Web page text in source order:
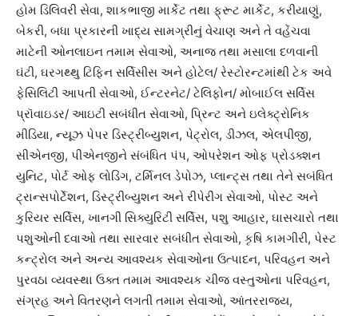
હોમ ડિલિવરી સેવા, શાકભાજી માર્કેટ તથા ફ્રૂટ માર્કેટ, કરીયાણું,
બેકરી, બધા પ્રકારની ખાદ્ય સામગ્રીનું વેચાણ અને તે વહેંચવા
માટેની ઓનલાઇન તમામ સેવાઓ, અનાજ તથા મસાલા દળવાની
ઘંટી, ઘરગથ્થુ ટિફિન સર્વિસીસ અને હોટેલ/ રેસ્ટોરન્ટમાંથી ટેક અવે
ફેસિલિટી આપતી સેવાઓ, ઈન્ટરનેટ/ ટેલિફોન/ મોબાઈલ સર્વિસ
પ્રૉવાઇડર/ આઇટી સબંધીત સેવાઓ, પ્રિન્ટ અને ઇલેક્ટ્રોનિક
મીડિયા, ન્યૂઝ પેપર ડિસ્ટ્રીબ્યુશન, પેટ્રોલ, ડીઝલ, એલપીજી,
સીએનજી, પીએનજીને સંબંધિત પંપ, ઓપરેશન ઓફ પ્રોડક્શન
યુનિટ, પોર્ટ ઓફ લોડિંગ, ટર્મિનલ ડેપોઝ, પ્લાન્ટ્સ તથા તેને સબંધિત
ટ્રાન્સપોર્ટેશન, ડિસ્ટ્રીબ્યુશન અને રીપેરીંગ સેવાઓ, પોસ્ટ અને
કુરિયર સર્વિસ, ખાનગી સિક્યુરિટી સર્વિસ, પશુ આહાર, ઘાસચારો તથા
પશુઓની દવાઓ તથા સારવાર સબંધીત સેવાઓ, કૃષિ કામગીરી, પેસ્ટ
કન્ટ્રોલ અને અન્ય આવશ્યક સેવાઓના ઉત્પાદન, પરિવહન અને
પુરવઠા વ્યવસ્થા ઉક્ત તમામ આવશ્યક ચીજ વસ્તુઓના પરિવહન,
સંગ્રહ અને વિતરણને લગતી તમામ સેવાઓ, આંતરરાજ્ય,